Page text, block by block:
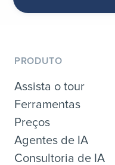
PRODUTO
Assista o tour
Ferramentas
Preços
Agentes de IA
Consultoria de IA